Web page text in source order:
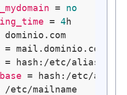
= no
= 4